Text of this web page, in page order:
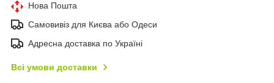
Нова Пошта
Самовивіз для Києва або Одеси
Адресна доставка по Україні
Всі умови доставки